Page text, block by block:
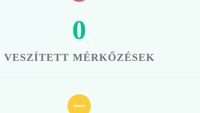
0
VESZÍTETT MÉRKŐZÉSEK